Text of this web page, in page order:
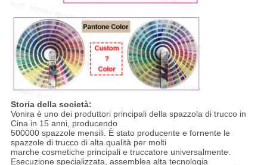
Storia della società:
Vonira è uno dei produttori principali della spazzola di trucco in
Cina in 15 anni, producendo
500000 spazzole mensili. È stato producente e fornente le
spazzole di trucco di alta qualità per molti
marche cosmetiche principali e truccatore universalmente.
Esecuzione specializzata, assemblea alta tecnologia